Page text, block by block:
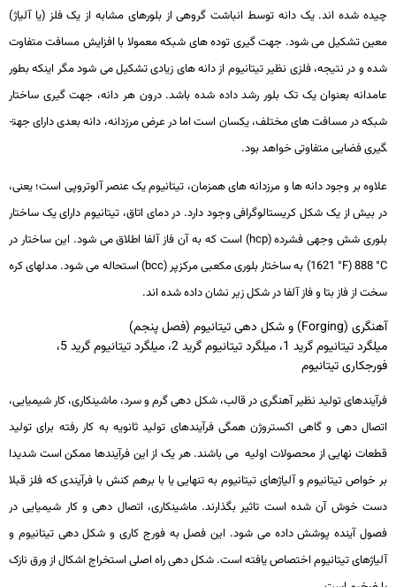
چیده شده ­اند. یک دانه توسط انباشت گروهی از بلورهای مشابه از یک فلز (یا آلیاژ)
معین تشکیل می ­شود. جهت­ گیری توده­ های شبکه معمولا با افزایش مسافت متفاوت
شده و در نتیجه، فلزی نظیر تیتانیوم از دانه ­های زیادی تشکیل می­ شود مگر اینکه بطور
عامدانه بعنوان یک تک ­بلور رشد داده شده باشد. درون هر دانه، جهت­ گیری ساختار
شبکه در مسافت­ های مختلف، یکسان است اما در عرض مرزدانه، دانه بعدی دارای جهت­
گیری فضایی متفاوتی خواهد بود.
علاوه بر وجود دانه ­ها و مرزدانه­ های همزمان، تیتانیوم یک عنصر آلوتروپی است؛ یعنی،
در بیش از یک شکل کریستالوگرافی وجود دارد. در دمای اتاق، تیتانیوم دارای یک ساختار
بلوری شش­ وجهی فشرده (hcp) است که به آن فاز آلفا اطلاق می ­شود. این ساختار در
°C
888 (
°F
bcc) استحاله می ­شود. مدل­های کره
سخت از فاز بتا و فاز آلفا در شکل زیر نشان داده شده­ اند.
آهنگری (Forging) و شکل دهی تیتانیوم (فصل پنجم)
میلگرد تیتانیوم گرید 1، میلگرد تیتانیوم گرید 2، میلگرد تیتانیوم گرید 5،
فورجکاری تیتانیوم
فرآیندهای تولید نظیر آهنگری در قالب، شکل­ دهی گرم و سرد، ماشین­کاری، کار شیمیایی،
اتصال­ دهی و گاهی اکستروژن همگی فرآیندهای تولید ثانویه به کار رفته برای تولید
قطعات نهایی از محصولات اولیه می­ باشند. هر یک از این فرآیندها ممکن است شدیدا
بر خواص تیتانیوم و آلیاژهای تیتانیوم به تنهایی یا با برهم­ کنش با فرآیندی که فلز قبلا
دست خوش آن شده است تاثیر بگذارند. ماشین­کاری، اتصال­ دهی و کار شیمیایی در
فصول آینده پوشش داده می ­شود. این فصل به فورج­ کاری و شکل­ دهی تیتانیوم و
آلیاژهای تیتانیوم اختصاص یافته است. شکل­ دهی راه اصلی استخراج اشکال از ورق نازک